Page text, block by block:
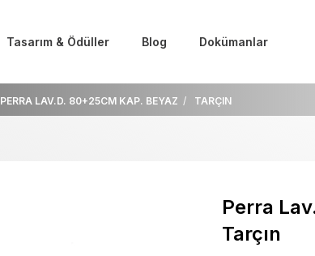
Tasarım & Ödüller Blog Dokümanlar
PERRA LAV.D. 80+25CM KAP. BEYAZ TARÇIN
Perra
Tarçın